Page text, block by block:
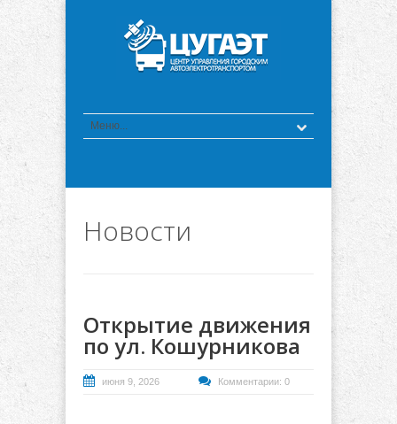
Новости
Открытие движения
по ул. Кошурникова
июня 9, 2026 Комментарии: 0